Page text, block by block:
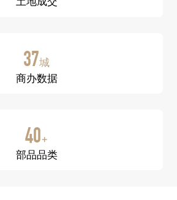
37城
商办数据
40+
部品品类